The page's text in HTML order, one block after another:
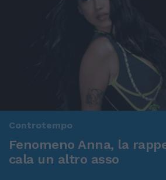
Controtempo
Fenomeno Anna, la
cala un altro asso